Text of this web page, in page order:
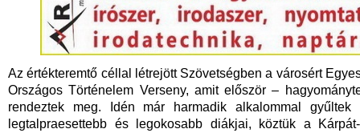
Az értékteremtő céllal létrejött Szövetségben a városért
Országos Történelem Verseny, amit először –
rendeztek meg. Idén már harmadik alkalommal
legtalpraesettebb és legokosabb diákjai, köztük a